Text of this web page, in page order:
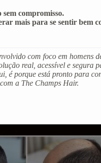
sem compromisso.
mais para se sentir bem
com foco em homens
real, acessível e segura
é porque está pronto para
a The Champs Hair.